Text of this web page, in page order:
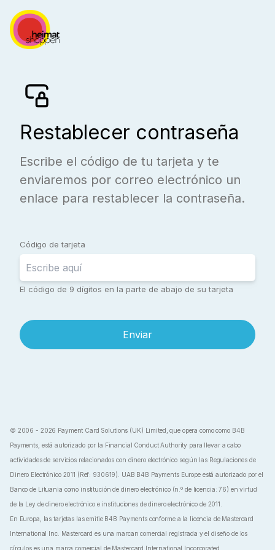
Restablecer contraseña
Escribe el código de tu tarjeta y te
enviaremos por correo electrónico un
enlace para restablecer la contraseña.
Código de tarjeta
El código de 9 dígitos en la parte de abajo de su tarjeta
Enviar
© 2006 - 2026 Payment Card Solutions (UK) Limited, que opera como como B4B
Payments, está autorizado por la Financial Conduct Authority para llevar a cabo
actividades de servicios relacionados con dinero electrónico según las Regulaciones de
Dinero Electrónico 2011 (Ref: 930619). UAB B4B Payments Europe está autorizado por el
Banco de Lituania como institución de dinero electrónico (n.º de licencia: 76) en virtud
de la Ley de dinero electrónico e instituciones de dinero electrónico de 2011.
En Europa, las tarjetas las emitie B4B Payments conforme a la licencia de Mastercard
International Inc. Mastercard es una marcan comercial registrada y el diseño de los
círculos es una marca comercial de Mastercard International Incorporated.